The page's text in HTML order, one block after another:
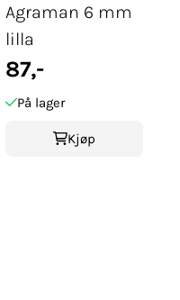
Agraman 6 mm
lilla
87,-
På lager
Kjøp